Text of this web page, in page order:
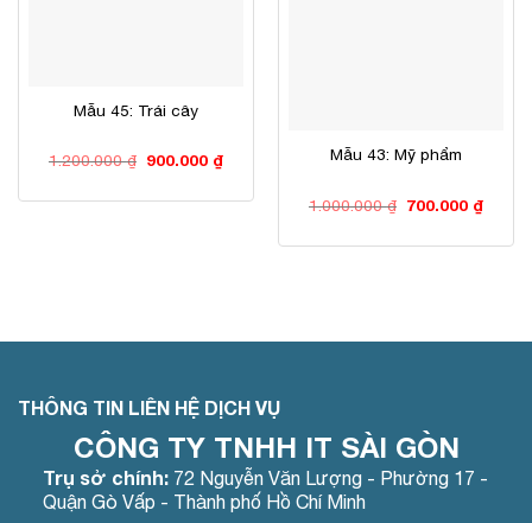
Mẫu 45: Trái cây
1.200.000₫ Giá
1.200.000 ₫.
900.000 ₫Giá
là:
Mẫu 43: Mỹ phẩm
1.000.000₫ Giá
1.000.000 ₫.
700.000 ₫Giá
là:
THÔNG TIN LIÊN HỆ DỊCH VỤ
CÔNG TY TNHH IT SÀI GÒN
Trụ sở chính:72 Nguyễn Văn Lượng - Phường 17 -
Quận Gò Vấp - Thành phố Hồ Chí Minh